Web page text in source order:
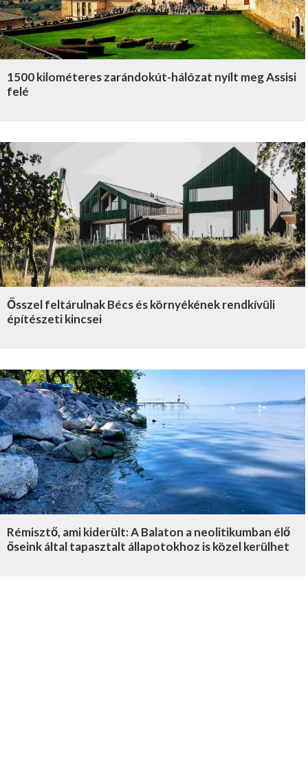
1500 kilométeres zarándokút-hálózat nyílt meg Assisi
felé
Ősszel feltárulnak Bécs és környékének rendkívüli
építészeti kincsei
Rémisztő, ami kiderült: A Balaton a neolitikumban élő
őseink által tapasztalt állapotokhoz is közel kerülhet